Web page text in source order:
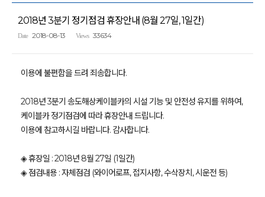
2018년 3분기 정기점검 휴장안내 (8월 27일, 1일간)
Date 2018-08-13 Views 33634
이용에 불편함을 드려 죄송합니다.
2018년 3분기 송도해상케이블카의 시설 기능 및 안전성 유지를 위하여,
케이블카 정기점검에 따라 휴장안내 드립니다.
이용에 참고하시길 바랍니다. 감사합니다.
◈ 휴장일 : 2018년 8월 27일 (1일간)
◈ 점검내용 : 자체점검 (와이어로프, 접지사항, 수삭장치, 시운전 등)